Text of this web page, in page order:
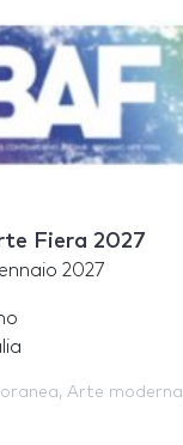
Fiera 2027
2027
, Arte moderna